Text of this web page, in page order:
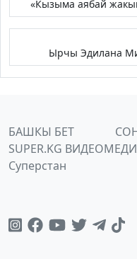
«Кызыма аябай
Ырчы Эдилана
БАШКЫ БЕТ
SUPER.KG ВИДЕО
Суперстан